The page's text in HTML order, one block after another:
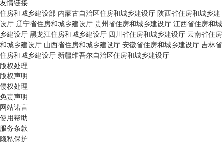
友情链接
住房和城乡建设部 内蒙古自治区住房和城乡建设厅 陕西省住房和城乡建
设厅 辽宁省住房和城乡建设厅 贵州省住房和城乡建设厅 江西省住房和城
乡建设厅 黑龙江住房和城乡建设厅 四川省住房和城乡建设厅 云南省住房
和城乡建设厅 山西省住房和城乡建设厅 安徽省住房和城乡建设厅 吉林省
住房和城乡建设厅 新疆维吾尔自治区住房和城乡建设厅
版权处理
版权声明
侵权处理
免责声明
网站诺言
使用帮助
服务条款
隐私保护